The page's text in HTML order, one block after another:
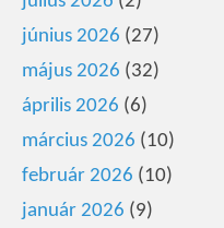
június 2026 (27)
május 2026 (32)
április 2026 (6)
március 2026 (10)
február 2026 (10)
január 2026 (9)